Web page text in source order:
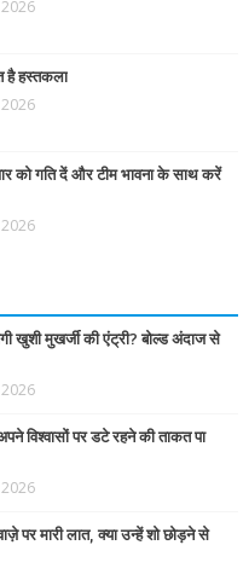
है हस्तकला
को गति दें और टीम भावना के साथ करें
खुशी मुखर्जी की एंट्री? बोल्ड अंदाज से
विश्वासों पर डटे रहने की ताकत पा
पर मारी लात, क्या उन्हें शो छोड़ने से